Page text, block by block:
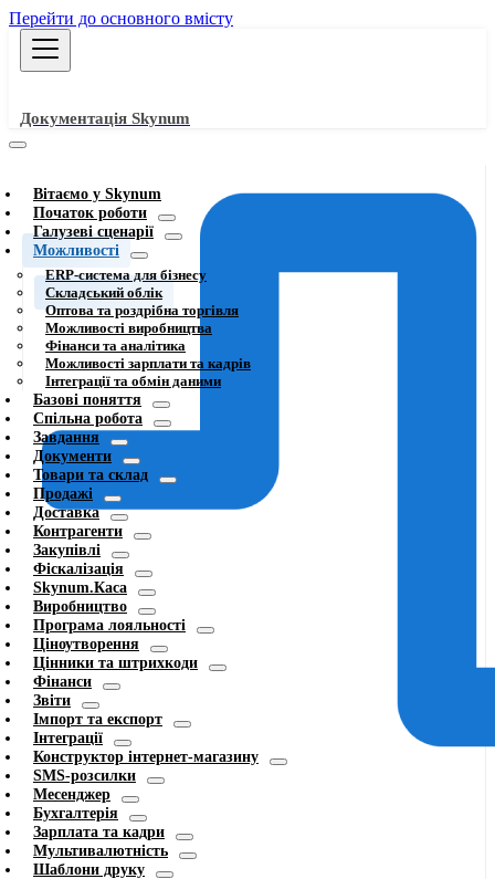
Перейти до основного вмісту
Документація Skynum
Вітаємо у Skynum
Початок роботи
Галузеві сценарії
Можливості
ERP-система для бізнесу
Складський облік
Оптова та роздрібна торгівля
Можливості виробництва
Фінанси та аналітика
Можливості зарплати та кадрів
Інтеграції та обмін даними
Базові поняття
Спільна робота
Завдання
Документи
Товари та склад
Продажі
Доставка
Контрагенти
Закупівлі
Фіскалізація
Skynum.Каса
Виробництво
Програма лояльності
Ціноутворення
Цінники та штрихкоди
Фінанси
Звіти
Імпорт та експорт
Інтеграції
Конструктор інтернет-магазину
SMS-розсилки
Месенджер
Бухгалтерія
Зарплата та кадри
Мультивалютність
Шаблони друку